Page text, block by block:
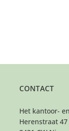
CONTACT
Het kantoor-
Herenstraat 47